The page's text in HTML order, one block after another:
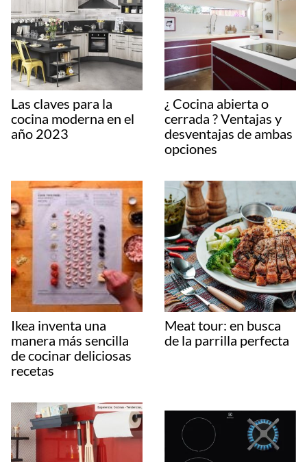
Las claves para la
cocina moderna en el
año 2023
¿ Cocina abierta o
cerrada ? Ventajas y
desventajas de ambas
opciones
Ikea inventa una
manera más sencilla
de cocinar deliciosas
recetas
Meat tour: en busca
de la parrilla perfecta